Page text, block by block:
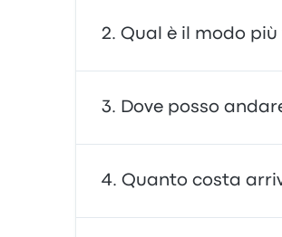
Puoi viaggiare in treno,
Qual è il modo più
Il modo più veloce per
Dove posso
Da London King's Cross
Quanto costa